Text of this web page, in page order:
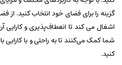
اشغال می کند تا انعطاف‌پذیری و کارایی
شما کمک می‌کنند تا به راحتی و با کارایی
کنید.